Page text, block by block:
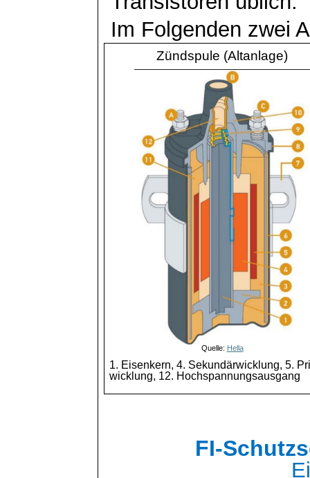
Im Folgenden zwei
Zündspule (Altanlage)
Quelle: Hella
1. Eisenkern, 4. Sekundärwicklung, 5.
wicklung, 12. Hochspannungsausgang
FI-